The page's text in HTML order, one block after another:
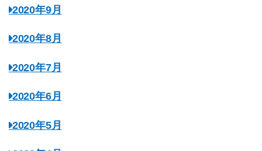
2020年9月
2020年8月
2020年7月
2020年6月
2020年5月